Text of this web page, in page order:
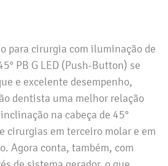
para cirurgia com iluminação de
PB G LED (Push-Button) se
e excelente desempenho,
dentista uma melhor relação
na cabeça de 45°
cirurgias em terceiro molar e em
Agora conta, também, com